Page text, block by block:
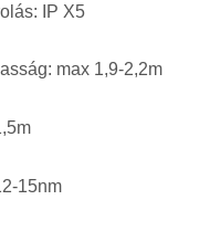
IP X5
max 1,9-2,2m
15nm